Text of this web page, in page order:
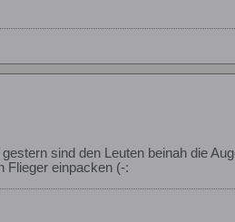
sind den Leuten beinah die
Flieger einpacken (-: